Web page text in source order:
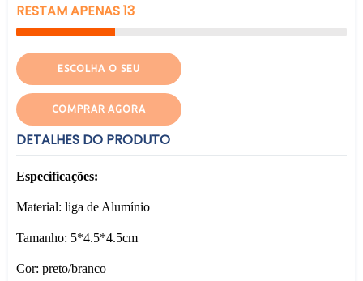
RESTAMAPENAS13
ESCOLHA O SEU
COMPRAR AGORA
DETALHES DO PRODUTO
Especificações:
Material: liga de Alumínio
Tamanho: 5*4.5*4.5cm
Cor: preto/branco